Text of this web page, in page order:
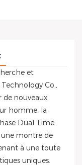
et
Co.,
de nouveaux
homme, la
Dual Time
montre de
à une toute
uniques.